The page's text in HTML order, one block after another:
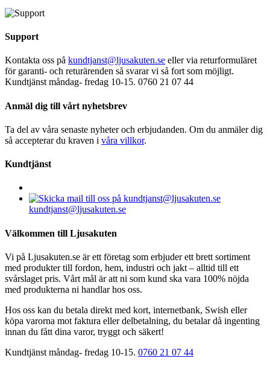
Support
Kontakta oss på kundtjanst@ljusakuten.se eller via returformuläret
för garanti- och returärenden så svarar vi så fort som möjligt.
Kundtjänst måndag- fredag 10-15. 0760 21 07 44
Anmäl dig till vårt nyhetsbrev
Ta del av våra senaste nyheter och erbjudanden. Om du anmäler dig
så accepterar du kraven i våra villkor.
Kundtjänst
kundtjanst@ljusakuten.se
Välkommen till Ljusakuten
Vi på Ljusakuten.se är ett företag som erbjuder ett brett sortiment
med produkter till fordon, hem, industri och jakt – alltid till ett
svårslaget pris. Vårt mål är att ni som kund ska vara 100% nöjda
med produkterna ni handlar hos oss.
Hos oss kan du betala direkt med kort, internetbank, Swish eller
köpa varorna mot faktura eller delbetalning, du betalar då ingenting
innan du fått dina varor, tryggt och säkert!
Kundtjänst måndag- fredag 10-15. 0760 21 07 44